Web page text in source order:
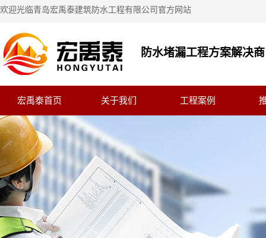
欢迎光临青岛宏禹泰建筑防水工程有限公司官方网站
防水堵漏工程方案解决
宏禹泰首页 关于我们 工程案例